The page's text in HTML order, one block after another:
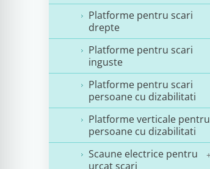
Platforme pentru scari
drepte
Platforme pentru scari
inguste
Platforme pentru scari
persoane cu dizabilitati
Platforme verticale pentru
persoane cu dizabilitati
Scaune electrice pentru
urcat scari